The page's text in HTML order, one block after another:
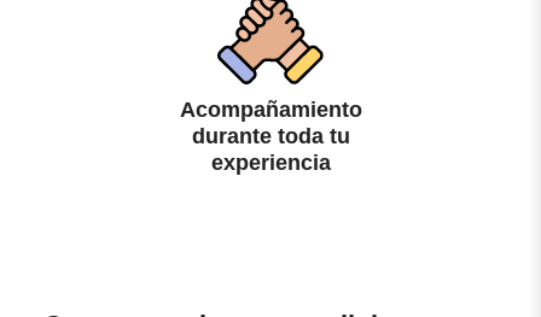
Acompañamiento
durante toda tu
experiencia